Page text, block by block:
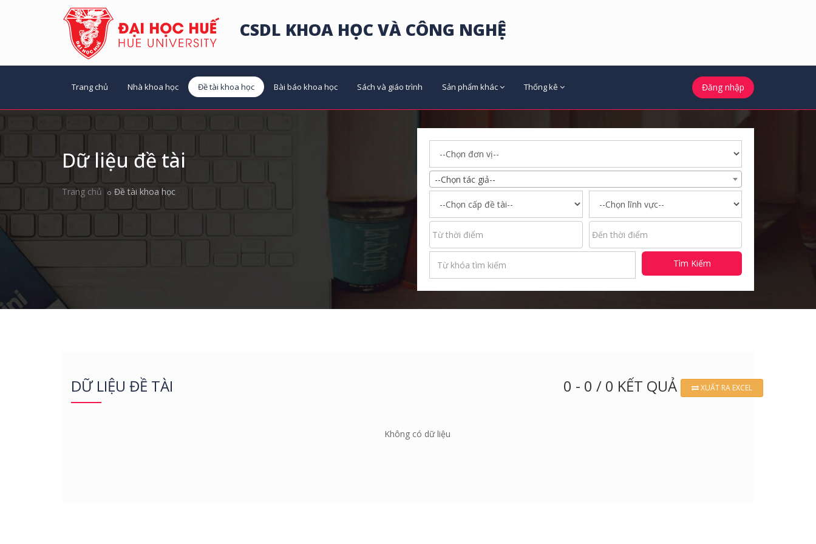
CSDL KHOA HỌC VÀ CÔNG NGHỆ
Trang chủ Nhà khoa học Đề tài khoa học Bài báo khoa học Sách và giáo trình Sản phẩm khác Thống kê Đăng nhập
Dữ liệu đề tài
Trang chủ Đề tài khoa học
--Chọn tác giả--
Tìm Kiếm
DỮ LIỆU ĐỀ TÀI 0 - 0 / 0 KẾT QUẢ XUẤT RA EXCEL
Không có dữ liệu